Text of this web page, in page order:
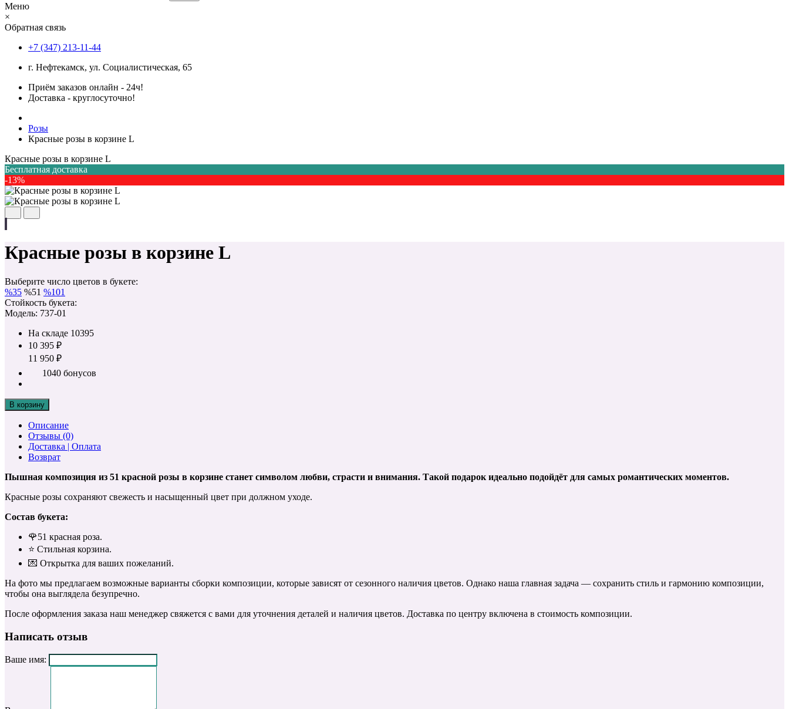
Меню
×
Обратная связь
+7 (347) 213-11-44
г. Нефтекамск, ул. Социалистическая, 65
Приём заказов онлайн - 24ч!
Доставка - круглосуточно!
Розы
Красные розы в корзине L
Красные розы в корзине L
Бесплатная доставка
-13%
Красные розы в корзине L
Выберите число цветов в букете:
%35 %51 %101
Стойкость букета:
Модель: 737-01
На складе 10395
10 395 ₽
11 950 ₽
1040 бонусов
В корзину
Описание
Отзывы (0)
Доставка | Оплата
Возврат
Пышная композиция из 51 красной розы в корзине станет символом любви, страсти и внимания. Такой подарок идеально подойдёт для самых романтических моментов.
Красные розы сохраняют свежесть и насыщенный цвет при должном уходе.
Состав букета:
🌹51 красная роза.
⭐️ Стильная корзина.
💌 Открытка для ваших пожеланий.
На фото мы предлагаем возможные варианты сборки композиции, которые зависят от сезонного наличия цветов. Однако наша главная задача — сохранить стиль и гармонию композиции,
чтобы она выглядела безупречно.
После оформления заказа наш менеджер свяжется с вами для уточнения деталей и наличия цветов. Доставка по центру включена в стоимость композиции.
Написать отзыв
Ваше имя: